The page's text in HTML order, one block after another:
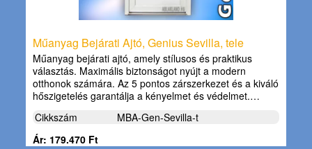
Műanyag Bejárati Ajtó, Genius Sevilla, tele
Műanyag bejárati ajtó, amely stílusos és praktikus
választás. Maximális biztonságot nyújt a modern
otthonok számára. Az 5 pontos zárszerkezet és a kiváló
hőszigetelés garantálja a kényelmet és védelmet.…
Cikkszám
MBA-Gen-Sevilla-t
Ár: 179.470 Ft